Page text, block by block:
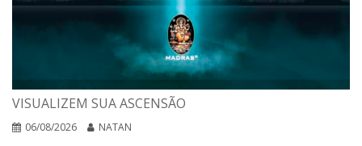
VISUALIZEM SUA ASCENSÃO
06/08/2026 NATAN